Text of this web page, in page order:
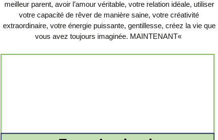
meilleur parent, avoir l’amour véritable, votre relation idéale, utiliser
votre capacité de rêver de manière saine, votre créativité
extraordinaire, votre énergie puissante, gentillesse, créez la vie que
vous avez toujours imaginée. MAINTENANT«